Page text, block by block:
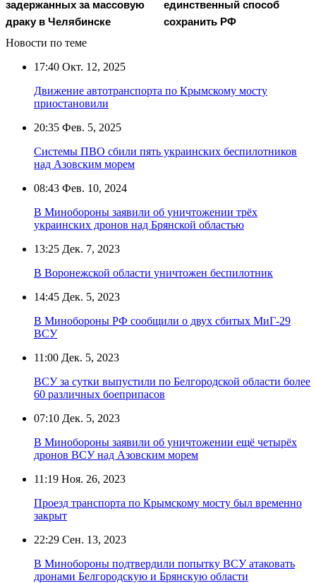
задержанных за массовую
драку в Челябинске
единственный способ
сохранить РФ
Новости по теме
17:40 Окт. 12, 2025
Движение автотранспорта по Крымскому мосту
приостановили
20:35 Фев. 5, 2025
Системы ПВО сбили пять украинских беспилотников
над Азовским морем
08:43 Фев. 10, 2024
В Минобороны заявили об уничтожении трёх
украинских дронов над Брянской областью
13:25 Дек. 7, 2023
В Воронежской области уничтожен беспилотник
14:45 Дек. 5, 2023
В Минобороны РФ сообщили о двух сбитых МиГ-29
ВСУ
11:00 Дек. 5, 2023
ВСУ за сутки выпустили по Белгородской области более
60 различных боеприпасов
07:10 Дек. 5, 2023
В Минобороны заявили об уничтожении ещё четырёх
дронов ВСУ над Азовским морем
11:19 Ноя. 26, 2023
Проезд транспорта по Крымскому мосту был временно
закрыт
22:29 Сен. 13, 2023
В Минобороны подтвердили попытку ВСУ атаковать
дронами Белгородскую и Брянскую области